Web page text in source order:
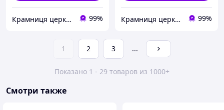
Крамниця церковних виробів «Грааль» 99% Крамниця церковних виробів «Грааль» 99%
1 2 3 ...
Показано 1 - 29 товаров из 1000+
Смотри также